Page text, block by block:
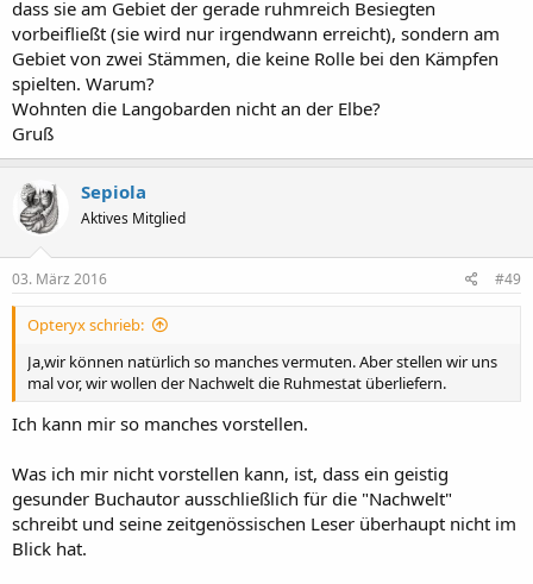
dass sie am Gebiet der gerade ruhmreich Besiegten
vorbeifließt (sie wird nur irgendwann erreicht), sondern am
Gebiet von zwei Stämmen, die keine Rolle bei den Kämpfen
spielten. Warum?
Wohnten die Langobarden nicht an der Elbe?
Gruß
Sepiola
Aktives Mitglied
03. März 2016 #49
Opteryx schrieb:
Ja,wir können natürlich so manches vermuten. Aber stellen wir uns
mal vor, wir wollen der Nachwelt die Ruhmestat überliefern.
Ich kann mir so manches vorstellen.
Was ich mir nicht vorstellen kann, ist, dass ein geistig
gesunder Buchautor ausschließlich für die "Nachwelt"
schreibt und seine zeitgenössischen Leser überhaupt nicht im
Blick hat.